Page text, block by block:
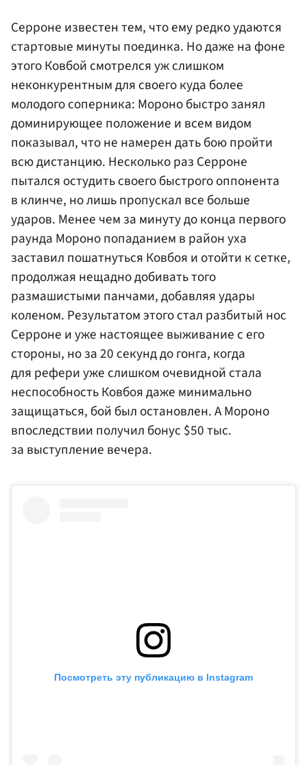
Серроне известен тем, что ему редко удаются
стартовые минуты поединка. Но даже на фоне
этого Ковбой смотрелся уж слишком
неконкурентным для своего куда более
молодого соперника: Мороно быстро занял
доминирующее положение и всем видом
показывал, что не намерен дать бою пройти
всю дистанцию. Несколько раз Серроне
пытался остудить своего быстрого оппонента
в клинче, но лишь пропускал все больше
ударов. Менее чем за минуту до конца первого
раунда Мороно попаданием в район уха
заставил пошатнуться Ковбоя и отойти к сетке,
продолжая нещадно добивать того
размашистыми панчами, добавляя удары
коленом. Результатом этого стал разбитый нос
Серроне и уже настоящее выживание с его
стороны, но за 20 секунд до гонга, когда
для рефери уже слишком очевидной стала
неспособность Ковбоя даже минимально
защищаться, бой был остановлен. А Мороно
впоследствии получил бонус $50 тыс.
за выступление вечера.
Посмотреть эту публикацию в Instagram